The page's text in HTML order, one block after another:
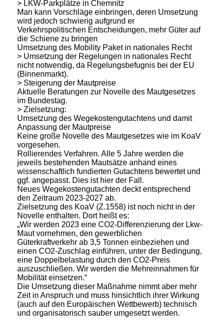
> LKW-Parkplätze in Chemnitz
Man kann Vorschläge einbringen, deren Umsetzung
wird jedoch schwierig aufgrund er
Verkehrspolitischen Entscheidungen, mehr Güter auf
die Schiene zu bringen
Umsetzung des Mobility Paket in nationales Recht
> Umsetzung der Regelungen in nationales Recht
nicht notwendig, da Regelungsbefugnis bei der EU
(Binnenmarkt).
> Steigerung der Mautpreise
Aktuelle Beratungen zur Novelle des Mautgesetzes
im Bundestag.
> Zielsetzung:
Umsetzung des Wegekostengutachtens und damit
Anpassung der Mautpreise
Keine große Novelle des Mautgesetzes wie im KoaV
vorgesehen.
Rollierendes Verfahren. Alle 5 Jahre werden die
jeweils bestehenden Mautsätze anhand eines
wissenschaftlich fundierten Gutachtens bewertet und
ggf. angepasst. Dies ist hier der Fall.
Neues Wegekostengutachten deckt entsprechend
den Zeitraum 2023-2027 ab.
Zielsetzung des KoaV (Z.1558) ist noch nicht in der
Novelle enthalten. Dort heißt es:
„Wir werden 2023 eine CO2-Differenzierung der Lkw-
Maut vornehmen, den gewerblichen
Güterkraftverkehr ab 3,5 Tonnen einbeziehen und
einen CO2-Zuschlag einführen, unter der Bedingung,
eine Doppelbelastung durch den CO2-Preis
auszuschließen. Wir werden die Mehreinnahmen für
Mobilität einsetzen.“
Die Umsetzung dieser Maßnahme nimmt aber mehr
Zeit in Anspruch und muss hinsichtlich ihrer Wirkung
(auch auf den Europäischen Wettbewerb) technisch
und organisatorisch sauber umgesetzt werden.